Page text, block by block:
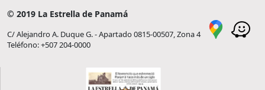
© 2019 La Estrella de Panamá
C/ Alejandro A. Duque G. - Apartado 0815-00507, Zona 4
Teléfono: +507 204-0000